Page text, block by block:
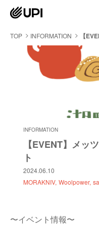
TOP INFORMATION 【
INFORMATION
【EVENT】メッ
ト
2024.06.10
MORAKNIV Woolpower
〜イベント情報〜